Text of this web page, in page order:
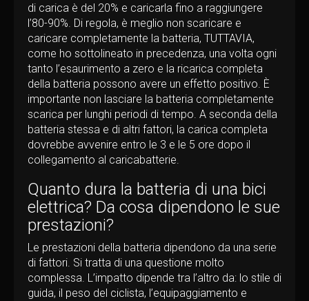
di carica è del 20% e caricarla fino a raggiungere
l’80-90%. Di regola, è meglio non scaricare e
caricare completamente la batteria, TUTTAVIA,
come ho sottolineato in precedenza, una volta ogni
tanto l’esaurimento a zero e la ricarica completa
della batteria possono avere un effetto positivo. È
importante non lasciare la batteria completamente
scarica per lunghi periodi di tempo. A seconda della
batteria stessa e di altri fattori, la carica completa
dovrebbe avvenire entro le 3 e le 5 ore dopo il
collegamento al caricabatterie.
Quanto dura la batteria di una bici
elettrica? Da cosa dipendono le sue
prestazioni?
Le prestazioni della batteria dipendono da una serie
di fattori. Si tratta di una questione molto
complessa. L’impatto dipende tra l’altro da: lo stile di
guida, il peso del ciclista, l’equipaggiamento e